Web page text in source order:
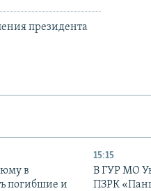
президента
в
погибшие и
15:15
В ГУР МО
ПЗРК